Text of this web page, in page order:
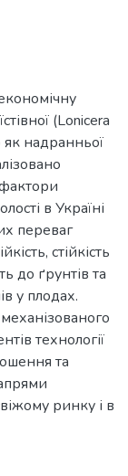
(Lonicera
надранньої
в Україні
переваг
стійкість
до ґрунтів та
у плодах.
технології
та
ринку і в